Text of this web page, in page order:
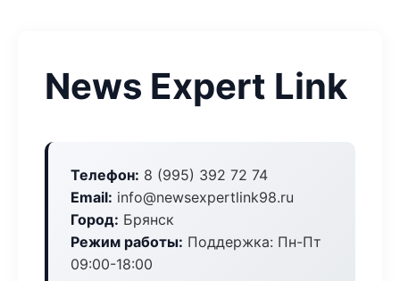
News Expert Link
Телефон: 8 (995) 392 72 74
Email: info@newsexpertlink98.ru
Город: Брянск
Режим работы: Поддержка: Пн-Пт
09:00-18:00